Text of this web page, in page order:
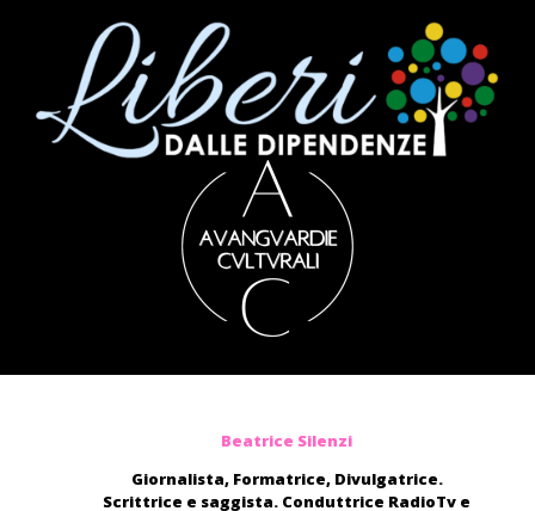
Beatrice Silenzi
Giornalista, Formatrice, Divulgatrice.
Scrittrice e saggista. Conduttrice RadioTv e